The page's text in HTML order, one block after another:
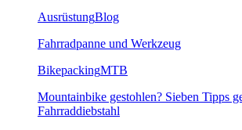
AusrüstungBlog
Fahrradpanne und Werkzeug
BikepackingMTB
Mountainbike gestohlen? Sieben Tipps
Fahrraddiebstahl